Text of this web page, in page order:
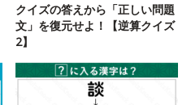
クイズの答えから「正しい問題
文」を復元せよ！【逆算クイズ
2】